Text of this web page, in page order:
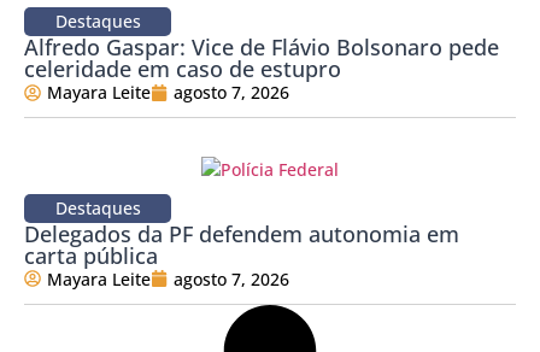
Destaques
Alfredo Gaspar: Vice de Flávio Bolsonaro pede
celeridade em caso de estupro
Mayara Leite agosto 7, 2026
Destaques
Delegados da PF defendem autonomia em
carta pública
Mayara Leite agosto 7, 2026